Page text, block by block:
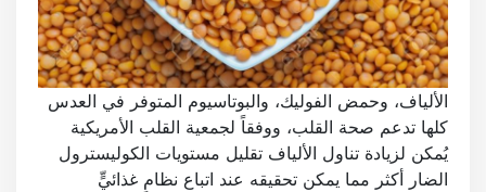
الألياف، وحمض الفوليك، والبوتاسيوم المتوفر في العدس
كلها تدعم صحة القلب، ووفقاً لجمعية القلب الأمريكية
يُمكن لزيادة تناول الألياف تقليل مستويات الكوليسترول
الضار أكثر مما يمكن تحقيقه عند اتباع نظامٍ غذائيٍّ